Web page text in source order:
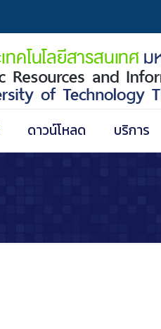
ดาวน์โหลด บริการ